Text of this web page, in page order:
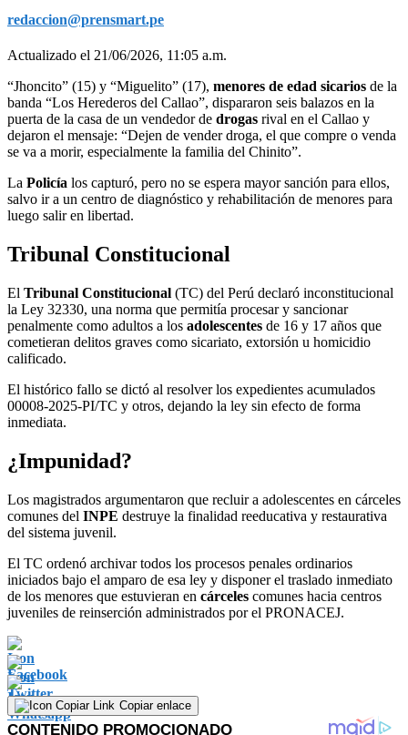
redaccion@prensmart.pe
Actualizado el 21/06/2026, 11:05 a.m.
“Jhoncito” (15) y “Miguelito” (17), menores de edad sicarios de la
banda “Los Herederos del Callao”, dispararon seis balazos en la
puerta de la casa de un vendedor de drogas rival en el Callao y
dejaron el mensaje: “Dejen de vender droga, el que compre o venda
se va a morir, especialmente la familia del Chinito”.
La Policía los capturó, pero no se espera mayor sanción para ellos,
salvo ir a un centro de diagnóstico y rehabilitación de menores para
luego salir en libertad.
Tribunal Constitucional
El Tribunal Constitucional (TC) del Perú declaró inconstitucional
la Ley 32330, una norma que permitía procesar y sancionar
penalmente como adultos a los adolescentes de 16 y 17 años que
cometieran delitos graves como sicariato, extorsión u homicidio
calificado.
El histórico fallo se dictó al resolver los expedientes acumulados
00008-2025-PI/TC y otros, dejando la ley sin efecto de forma
inmediata.
¿Impunidad?
Los magistrados argumentaron que recluir a adolescentes en cárceles
comunes del INPE destruye la finalidad reeducativa y restaurativa
del sistema juvenil.
El TC ordenó archivar todos los procesos penales ordinarios
iniciados bajo el amparo de esa ley y disponer el traslado inmediato
de los menores que estuvieran en cárceles comunes hacia centros
juveniles de reinserción administrados por el PRONACEJ.
Copiar enlace